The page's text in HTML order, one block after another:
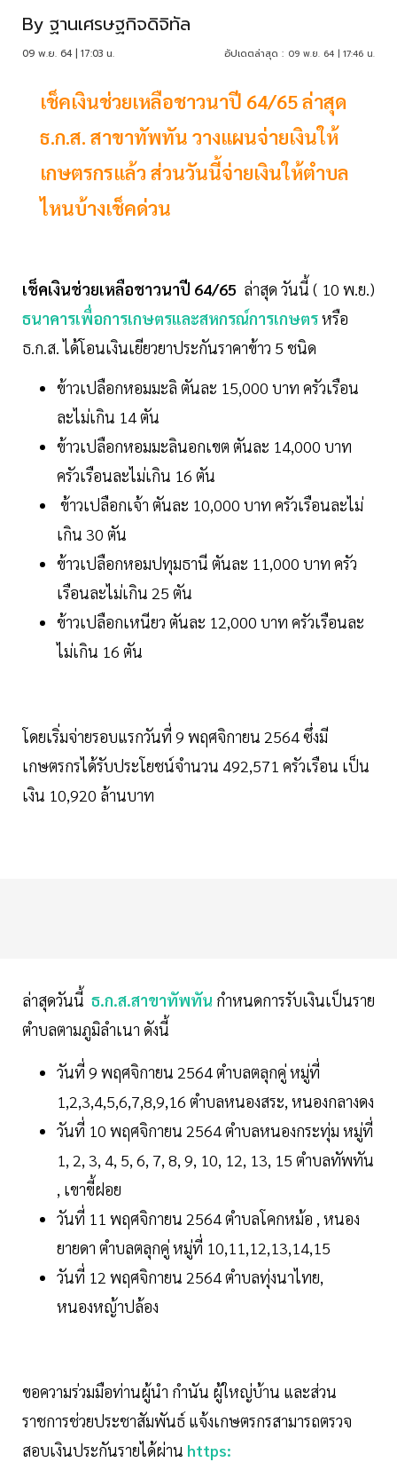
By ฐานเศรษฐกิจดิจิทัล
09 พ.ย. 64 | 17:03 น. อัปเดตล่าสุด : 09 พ.ย. 64 | 17:46 น.
เช็คเงินช่วยเหลือชาวนาปี 64/65 ล่าสุด
ธ.ก.ส. สาขาทัพทัน วางแผนจ่ายเงินให้
เกษตรกรแล้ว ส่วนวันนี้จ่ายเงินให้ตำบล
ไหนบ้างเช็คด่วน
เช็คเงินช่วยเหลือชาวนาปี 64/65 ล่าสุด วันนี้ ( 10 พ.ย.)
ธนาคารเพื่อการเกษตรและสหกรณ์การเกษตรหรือ
ธ.ก.ส. ได้โอนเงินเยียวยาประกันราคาข้าว 5 ชนิด
ข้าวเปลือกหอมมะลิ ตันละ 15,000 บาท ครัวเรือน
ละไม่เกิน 14 ตัน
ข้าวเปลือกหอมมะลินอกเขต ตันละ 14,000 บาท
ครัวเรือนละไม่เกิน 16 ตัน
ข้าวเปลือกเจ้า ตันละ 10,000 บาท ครัวเรือนละไม่
เกิน 30 ตัน
ข้าวเปลือกหอมปทุมธานี ตันละ 11,000 บาท ครัว
เรือนละไม่เกิน 25 ตัน
ข้าวเปลือกเหนียว ตันละ 12,000 บาท ครัวเรือนละ
ไม่เกิน 16 ตัน
โดยเริ่มจ่ายรอบแรกวันที่ 9 พฤศจิกายน 2564 ซึ่งมี
เกษตรกรได้รับประโยชน์จำนวน 492,571 ครัวเรือน เป็น
เงิน 10,920 ล้านบาท
ล่าสุดวันนี้ ธ.ก.ส.สาขาทัพทัน กำหนดการรับเงินเป็นราย
ตำบลตามภูมิลำเนา ดังนี้
วันที่ 9 พฤศจิกายน 2564 ตำบลตลุกคู่ หมู่ที่
1,2,3,4,5,6,7,8,9,16 ตำบลหนองสระ, หนองกลางดง
วันที่ 10 พฤศจิกายน 2564 ตำบลหนองกระทุ่ม หมู่ที่
1, 2, 3, 4, 5, 6, 7, 8, 9, 10, 12, 13, 15 ตำบลทัพทัน
, เขาขี้ฝอย
วันที่ 11 พฤศจิกายน 2564 ตำบลโคกหม้อ , หนอง
ยายดา ตำบลตลุกคู่ หมู่ที่ 10,11,12,13,14,15
วันที่ 12 พฤศจิกายน 2564 ตำบลทุ่งนาไทย,
หนองหญ้าปล้อง
ขอความร่วมมือท่านผู้นำ กำนัน ผู้ใหญ่บ้าน และส่วน
ราชการช่วยประชาสัมพันธ์ แจ้งเกษตรกรสามารถตรวจ
สอบเงินประกันรายได้ผ่าน https: